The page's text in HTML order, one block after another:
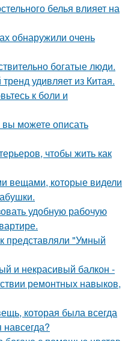
белья влияет на
обнаружили очень
богатые люди.
удивляет из Китая.
к боли и
можете описать
чтобы жить как
вещами, которые видели
удобную рабочую
представляли "Умный
и некрасивый балкон -
ремонтных навыков,
которая была всегда
навсегда?